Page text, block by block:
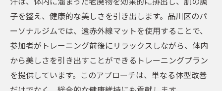
子を整え、健康的な美しさを引き出します。品川区のパ
ーソナルジムでは、遠赤外線マットを使用することで、
参加者がトレーニング前後にリラックスしながら、体内
から美しさを引き出すことができるトレーニングプラン
を提供しています。このアプローチは、単なる体型改善